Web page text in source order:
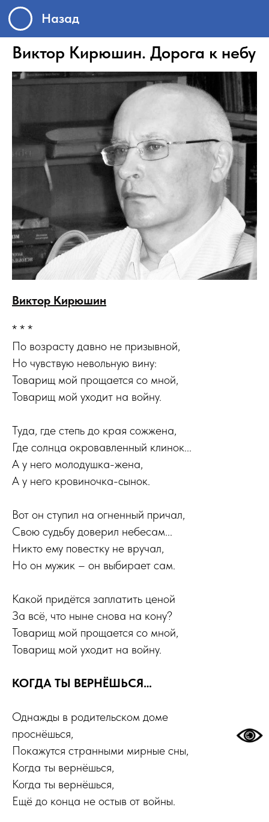
Назад
Виктор Кирюшин. Дорога к небу
Виктор Кирюшин
* * *
По возрасту давно не призывной,
Но чувствую невольную вину:
Товарищ мой прощается со мной,
Товарищ мой уходит на войну.
Туда, где степь до края сожжена,
Где солнца окровавленный клинок...
А у него молодушка-жена,
А у него кровиночка-сынок.
Вот он ступил на огненный причал,
Свою судьбу доверил небесам...
Никто ему повестку не вручал,
Но он мужик – он выбирает сам.
Какой придётся заплатить ценой
За всё, что ныне снова на кону?
Товарищ мой прощается со мной,
Товарищ мой уходит на войну.
КОГДА ТЫ ВЕРНЁШЬСЯ…
Однажды в родительском доме
проснёшься,
Покажутся странными мирные сны,
Когда ты вернёшься,
Когда ты вернёшься,
Ещё до конца не остыв от войны.